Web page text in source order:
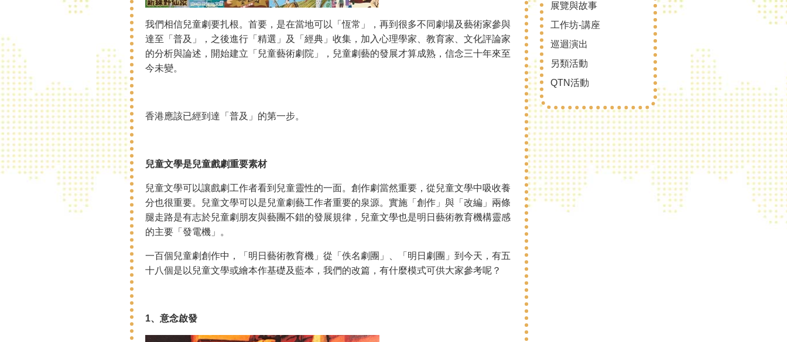
展覽與故事
工作坊-講座
巡迴演出
另類活動
QTN活動
我們相信兒童劇要扎根。首要，是在當地可以「恆常」，再到很多不同劇場及藝術家參與
達至「普及」，之後進行「精選」及「經典」收集，加入心理學家、教育家、文化評論家
的分析與論述，開始建立「兒童藝術劇院」，兒童劇藝的發展才算成熟，信念三十年來至
今未變。
香港應該已經到達「普及」的第一步。
兒童文學是兒童戲劇重要素材
兒童文學可以讓戲劇工作者看到兒童靈性的一面。創作劇當然重要，從兒童文學中吸收養
分也很重要。兒童文學可以是兒童劇藝工作者重要的泉源。實施「創作」與「改編」兩條
腿走路是有志於兒童劇朋友與藝團不錯的發展規律，兒童文學也是明日藝術教育機構靈感
的主要「發電機」。
一百個兒童劇創作中，「明日藝術教育機」從「佚名劇團」、「明日劇團」到今天，有五
十八個是以兒童文學或繪本作基礎及藍本，我們的改篇，有什麼模式可供大家參考呢？
1、意念啟發